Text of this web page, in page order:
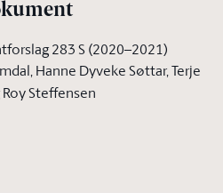
283 S (2020–2021)
Hanne Dyveke Søttar, Terje
Steffensen